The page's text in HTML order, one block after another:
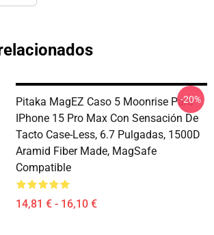
Pitaka MagEZ Caso 5 Moonrise Para
IPhone 15 Pro Max Con Sensación De
Tacto Case-Less, 6.7 Pulgadas, 1500D
Aramid Fiber Made, MagSafe
Compatible
14,81 € - 16,10 €
-20%